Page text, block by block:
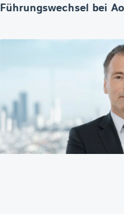
Führungswechsel bei